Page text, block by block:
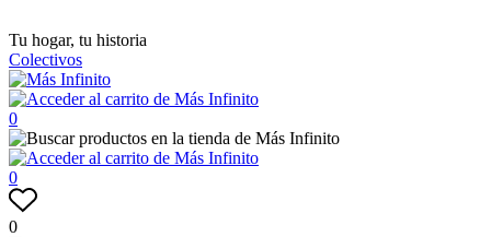
Tu hogar, tu historia
Colectivos
0
0
0